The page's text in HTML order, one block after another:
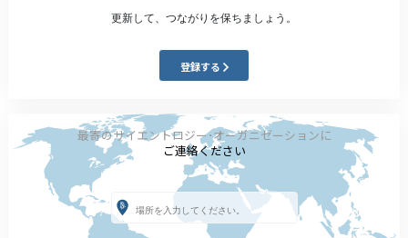
更新して、つながりを保ちましょう。
登録する
最寄のサイエントロジー･オーガニゼーションに
ご連絡ください